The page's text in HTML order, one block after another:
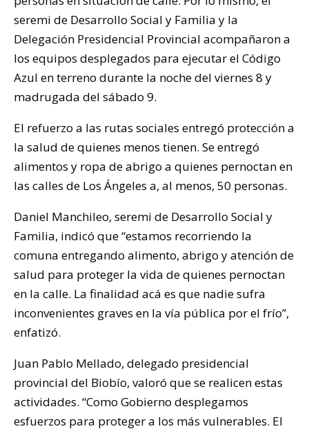
seremi de Desarrollo Social y Familia y la
Delegación Presidencial Provincial acompañaron a
los equipos desplegados para ejecutar el Código
Azul en terreno durante la noche del viernes 8 y
madrugada del sábado 9.
El refuerzo a las rutas sociales entregó protección a
la salud de quienes menos tienen. Se entregó
alimentos y ropa de abrigo a quienes pernoctan en
las calles de Los Ángeles a, al menos, 50 personas.
Daniel Manchileo, seremi de Desarrollo Social y
Familia, indicó que “estamos recorriendo la
comuna entregando alimento, abrigo y atención de
salud para proteger la vida de quienes pernoctan
en la calle. La finalidad acá es que nadie sufra
inconvenientes graves en la vía pública por el frío”,
enfatizó.
Juan Pablo Mellado, delegado presidencial
provincial del Biobío, valoró que se realicen estas
actividades. “Como Gobierno desplegamos
esfuerzos para proteger a los más vulnerables. El